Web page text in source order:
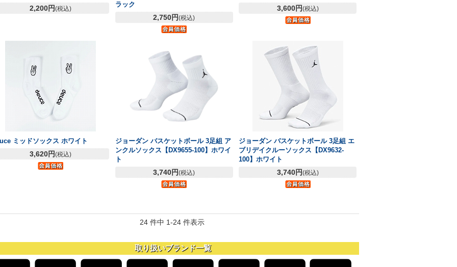
2,200円(税込)
ラック
2,750円(税込)
3,600円(税込)
ミッドソックス ホワイト
3,620円(税込)
ジョーダン バスケットボール 3足組 ア
ンクルソックス【DX9655-100】ホワイ
ト
3,740円(税込)
ジョーダン バスケットボール 3足組 エ
ブリデイクルーソックス【DX9632-
100】ホワイト
3,740円(税込)
24 件中 1-24 件表示
取り扱いブランド一覧